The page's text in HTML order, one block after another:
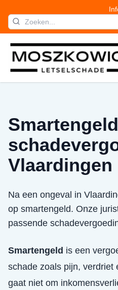
Vlaardingen
Na een ongeval in
op smartengeld. Onze
passende
Smartengeld is een
schade zoals pijn, verdriet
gaat niet om